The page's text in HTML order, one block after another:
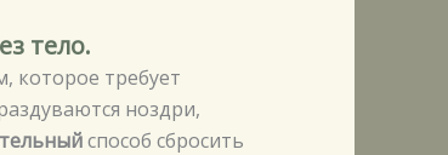
тело.
которое требует
ноздри,
способ сбросить